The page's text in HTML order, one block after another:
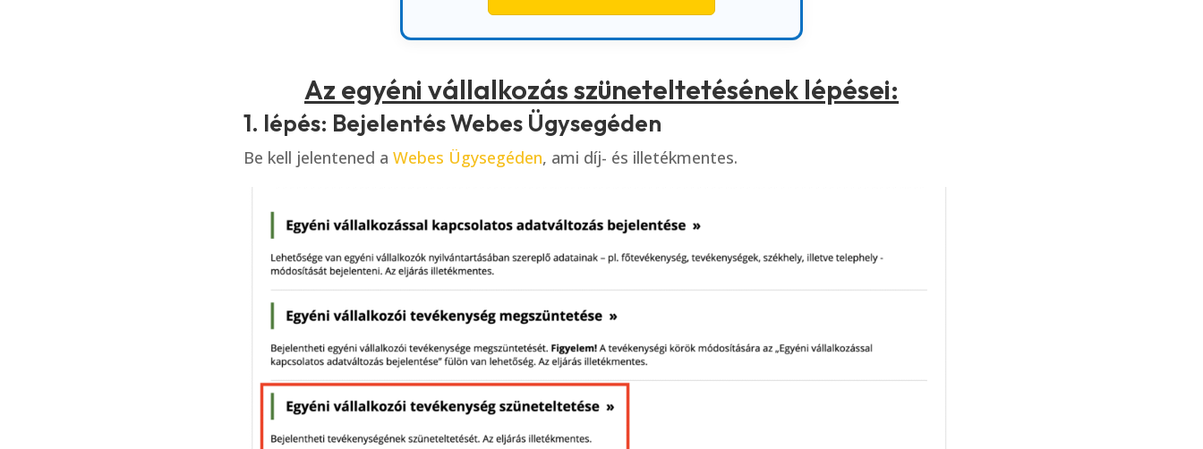
Az egyéni vállalkozás szüneteltetésének lépései:
1. lépés: Bejelentés Webes Ügysegéden
Be kell jelentened a Webes Ügysegéden, ami díj- és illetékmentes.